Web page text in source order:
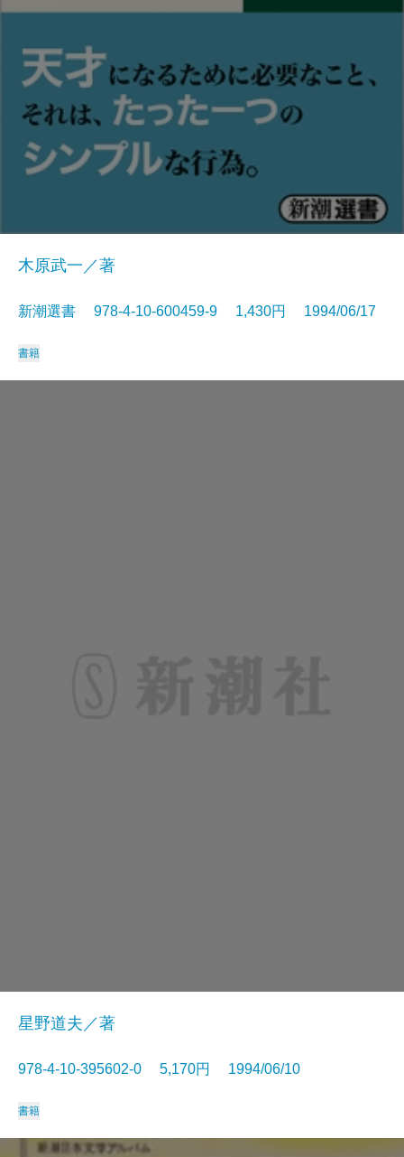
木原武一／著
新潮選書 978-4-10-600459-9 1,430円 1994/06/17
書籍
星野道夫／著
978-4-10-395602-0 5,170円 1994/06/10
書籍